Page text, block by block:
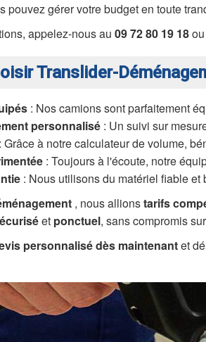
pouvez gérer votre budget en toute
appelez-nous au 09 72 80 19 18
Translider-
: Nos camions sont parfaitement
personnalisé : Un suivi sur
: Grâce à notre calculateur de volume,
: Toujours à l'écoute, notre
: Nous utilisons du matériel fiable
, nous allionstarifs
et ponctuel, sans compromis
personnalisé dès maintenantet